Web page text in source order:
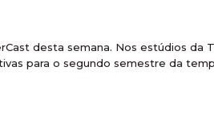
desta semana. Nos estúdios da
para o segundo semestre da